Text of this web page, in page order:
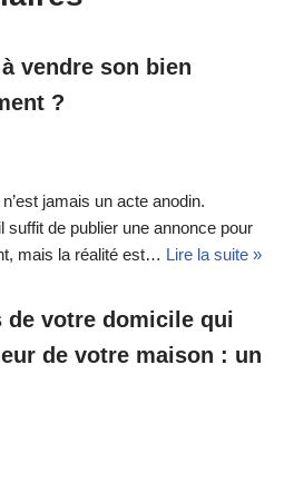
vendre son bien
?
jamais un acte anodin.
suffit de publier une annonce pour
mais la réalité est… Lire la suite »
de votre domicile qui
de votre maison : un